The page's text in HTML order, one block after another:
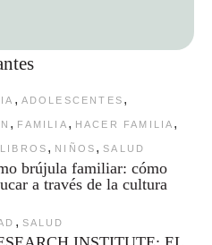
, ADOLESCENTES ,
, FAMILIA , HACER FAMILIA ,
LIBROS , NIÑOS , SALUD
brújula familiar: cómo
a través de la cultura
, SALUD